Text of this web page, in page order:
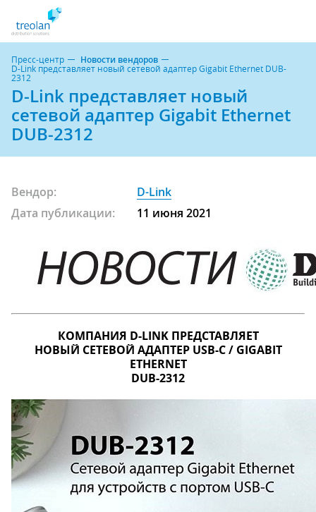
Пресс-центр Новости вендоров
D-Link представляет новый сетевой адаптер Gigabit Ethernet DUB-
2312
D-Link представляет новый
сетевой адаптер Gigabit Ethernet
DUB-2312
Вендор:
D-Link
Дата публикации:
11 июня 2021
КОМПАНИЯ D-LINK ПРЕДСТАВЛЯЕТ
НОВЫЙ СЕТЕВОЙ АДАПТЕР USB-C / GIGABIT
ETHERNET
DUB-2312